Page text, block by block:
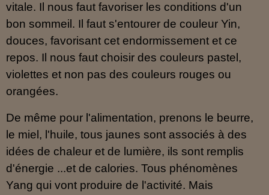
vitale. Il nous faut favoriser les conditions d'un
bon sommeil. Il faut s'entourer de couleur Yin,
douces, favorisant cet endormissement et ce
repos. Il nous faut choisir des couleurs pastel,
violettes et non pas des couleurs rouges ou
orangées.
De même pour l'alimentation, prenons le beurre,
le miel, l'huile, tous jaunes sont associés à des
idées de chaleur et de lumière, ils sont remplis
d'énergie ...et de calories. Tous phénomènes
Yang qui vont produire de l'activité. Mais